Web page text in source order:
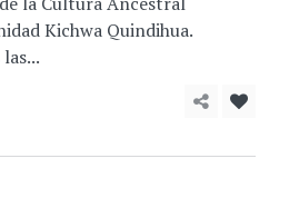
Kichwa Quindihua.